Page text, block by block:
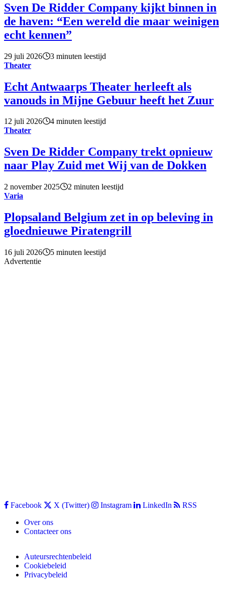
Sven De Ridder Company kijkt binnen in
de haven: “Een wereld die maar weinigen
echt kennen”
29 juli 2026
3 minuten leestijd
Theater
Echt Antwaarps Theater herleeft als
vanouds in Mijne Gebuur heeft het Zuur
12 juli 2026
4 minuten leestijd
Theater
Sven De Ridder Company trekt opnieuw
naar Play Zuid met Wij van de Dokken
2 november 2025
2 minuten leestijd
Varia
Plopsaland Belgium zet in op beleving in
gloednieuwe Piratengrill
16 juli 2026
5 minuten leestijd
Advertentie
Facebook X (Twitter) Instagram LinkedIn
RSS
Over ons
Contacteer ons
Auteursrechtenbeleid
Cookiebeleid
Privacybeleid